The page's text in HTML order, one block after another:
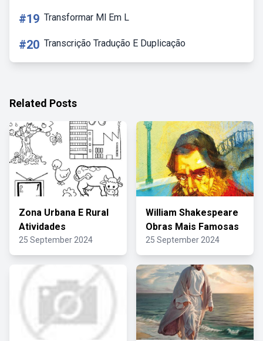
#19 Transformar Ml Em L
#20 Transcrição Tradução E Duplicação
Related Posts
Zona Urbana E Rural
Atividades
25 September 2024
William Shakespeare
Obras Mais Famosas
25 September 2024